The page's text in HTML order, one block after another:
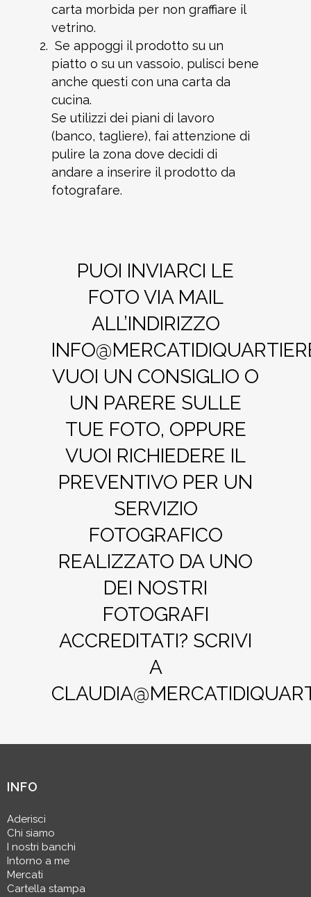
carta morbida per non graffiare il
vetrino.
Se appoggi il prodotto su un
piatto o su un vassoio, pulisci bene
anche questi con una carta da
cucina.
Se utilizzi dei piani di lavoro
(banco, tagliere), fai attenzione di
pulire la zona dove decidi di
andare a inserire il prodotto da
fotografare.
PUOI INVIARCI LE
FOTO VIA MAIL
ALL’INDIRIZZO
VUOI UN CONSIGLIO O
UN PARERE SULLE
TUE FOTO, OPPURE
VUOI RICHIEDERE IL
PREVENTIVO PER UN
SERVIZIO
FOTOGRAFICO
REALIZZATO DA UNO
DEI NOSTRI
FOTOGRAFI
ACCREDITATI? SCRIVI
A
INFO
Aderisci
Chi siamo
I nostri banchi
Intorno a me
Mercati
Cartella stampa